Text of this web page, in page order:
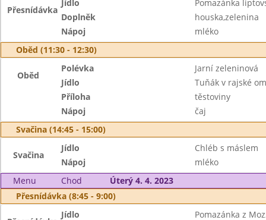
Přesnídávka
Jídlo
Pomazánka
Doplněk
houska,zelenina
Nápoj
mléko
Oběd (11:30 - 12:30)
Oběd
Polévka
Jarní zeleninová
Jídlo
Tuňák v rajské
Příloha
těstoviny
Nápoj
čaj
Svačina (14:45 - 15:00)
Svačina
Jídlo
Chléb s máslem
Nápoj
mléko
Menu
Chod
Úterý 4. 4. 2023
Přesnídávka (8:45 - 9:00)
Jídlo
Pomazánka z